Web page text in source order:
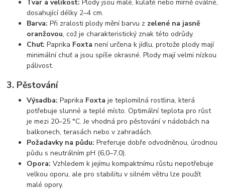
Tvar a velikost: Plody jsou malé, kulaté nebo mírně oválné,
dosahující délky 2–4 cm.
Barva: Při zralosti plody mění barvu z zelené na jasně
oranžovou, což je charakteristický znak této odrůdy.
Chuť: Paprika Foxta není určena k jídlu, protože plody mají
minimální chuť a jsou spíše okrasné. Plody mají velmi nízkou
pálivost.
3. Pěstování
Výsadba: Paprika Foxta je teplomilná rostlina, která
potřebuje slunné a teplé místo. Optimální teplota pro růst
je mezi 20–25 °C. Je vhodná pro pěstování v nádobách na
balkonech, terasách nebo v zahradách.
Požadavky na půdu: Preferuje dobře odvodněnou, úrodnou
půdu s neutrálním pH (6,0–7,0).
Opora: Vzhledem k jejímu kompaktnímu růstu nepotřebuje
velkou oporu, ale pro stabilitu v silném větru lze použít
malé opory.